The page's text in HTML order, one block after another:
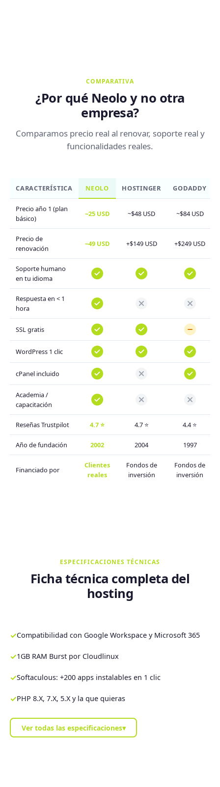
COMPARATIVA
¿Por qué Neolo y no otra
empresa?
Comparamos precio real al renovar, soporte real y
funcionalidades reales.
CARACTERÍSTICA NEOLO HOSTINGER GODADDY
Precio año 1 (plan
básico)
~25 USD ~$48 USD ~$84 USD
Precio de
renovación
~49 USD +$149 USD +$249 USD
Soporte humano
en tu idioma
Respuesta en < 1
hora
SSL gratis
WordPress 1 clic
cPanel incluido
Academia /
capacitación
Reseñas Trustpilot 4.7 ⭐ 4.7 ⭐ 4.4 ⭐
Año de fundación 2002 2004 1997
Financiado por
Clientes
reales
Fondos de
inversión
Fondos de
inversión
ESPECIFICACIONES TÉCNICAS
Ficha técnica completa del
hosting
✓Compatibilidad con Google Workspace y Microsoft 365
✓1GB RAM Burst por Cloudlinux
✓Softaculous: +200 apps instalables en 1 clic
✓PHP 8.X, 7.X, 5.X y la que quieras
Ver todas las especificaciones▾